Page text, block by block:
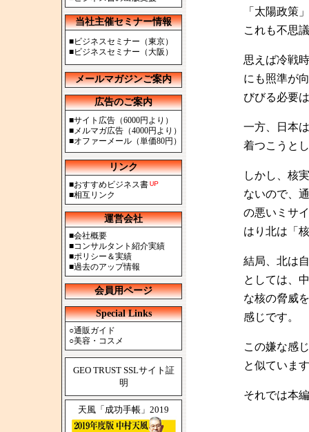
当社主催セミナー情報
■ビジネスセミナー（東京）
■ビジネスセミナー（大阪）
メールマガジンご案内
広告のご案内
■サイト広告（6000円より）
■メルマガ広告（4000円より）
■オファーメール（単価80円）
リンク
■おすすめビジネス書
■相互リンク
運営会社
■会社概要
■コンサルタント紹介実績
■ポリシー＆実績
■過去のアップ情報
会員用ページ
Special Links
○通販ガイド
○美容・コスメ
GEO TRUST SSLサイト証
明
天風「成功手帳」2019
「太陽政策
これも不思
思えば冷戦
にも照準が
びびる必要
一方、日本
着つこうと
しかし、核
ないので、
の悪いミサ
はり北は「
結局、北は
としては、
な核の脅威
感じです。
この嫌な感
と似ていま
それでは本